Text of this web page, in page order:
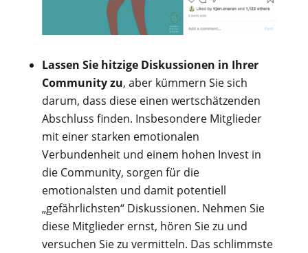
Lassen Sie hitzige Diskussionen in Ihrer
Community zu, aber kümmern Sie sich
darum, dass diese einen wertschätzenden
Abschluss finden. Insbesondere Mitglieder
mit einer starken emotionalen
Verbundenheit und einem hohen Invest in
die Community, sorgen für die
emotionalsten und damit potentiell
„gefährlichsten“ Diskussionen. Nehmen Sie
diese Mitglieder ernst, hören Sie zu und
versuchen Sie zu vermitteln. Das schlimmste